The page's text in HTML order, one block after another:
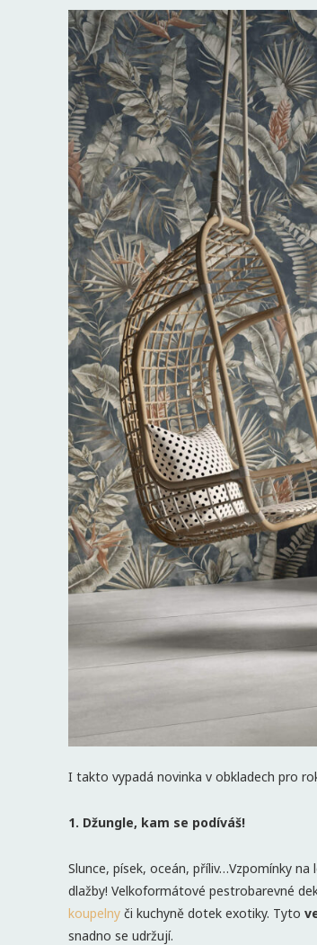
I takto vypadá novinka v obkladech pro
1. Džungle, kam se podíváš!
Slunce, písek, oceán, příliv…Vzpomínky
dlažby! Velkoformátové pestrobarevné
koupelny či kuchyně dotek exotiky. Tyto
snadno se udržují.